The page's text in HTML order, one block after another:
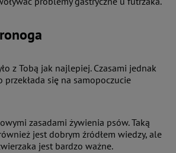
z Tobą jak najlepiej. Czasami jednak
się na samopoczucie
zasadami żywienia psów. Taką
jest dobrym źródłem wiedzy, ale
jest bardzo ważne.